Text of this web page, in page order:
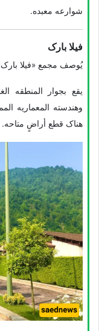
شوارعه معبده.
فیلا بارک
یُوصف مجمع «فیلا
یقع بجوار المنطقه
وهندسته المعماریه
هناک قطع أراضٍ متاحه.